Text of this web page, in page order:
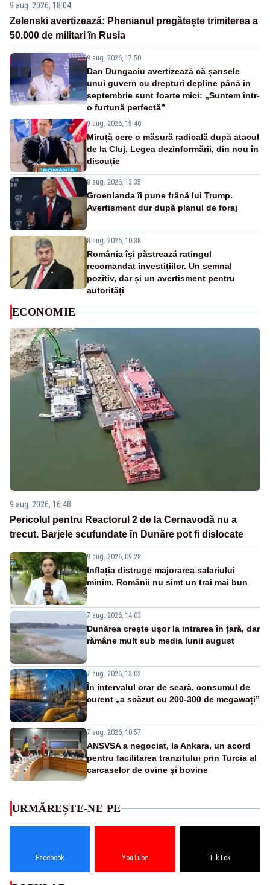
9 aug. 2026, 18:04
Zelenski avertizează: Phenianul pregătește trimiterea a
50.000 de militari în Rusia
9 aug. 2026, 17:50
Dan Dungaciu avertizează că șansele
unui guvern cu drepturi depline până în
septembrie sunt foarte mici: „Suntem într-
o furtună perfectă”
9 aug. 2026, 15:40
Miruță cere o măsură radicală după atacul
de la Cluj. Legea dezinformării, din nou în
discuție
8 aug. 2026, 13:35
Groenlanda îi pune frână lui Trump.
Avertisment dur după planul de foraj
8 aug. 2026, 10:38
România își păstrează ratingul
recomandat investițiilor. Un semnal
pozitiv, dar și un avertisment pentru
autorități
ECONOMIE
9 aug. 2026, 16:48
Pericolul pentru Reactorul 2 de la Cernavodă nu a
trecut. Barjele scufundate în Dunăre pot fi dislocate
9 aug. 2026, 09:28
Inflația distruge majorarea salariului
minim. Românii nu simt un trai mai bun
7 aug. 2026, 14:03
Dunărea crește ușor la intrarea în țară, dar
rămâne mult sub media lunii august
7 aug. 2026, 13:02
În intervalul orar de seară, consumul de
curent „a scăzut cu 200-300 de megawați”
7 aug. 2026, 10:57
ANSVSA a negociat, la Ankara, un acord
pentru facilitarea tranzitului prin Turcia al
carcaselor de ovine și bovine
URMĂREȘTE-NE PE
Facebook YouTube TikTok